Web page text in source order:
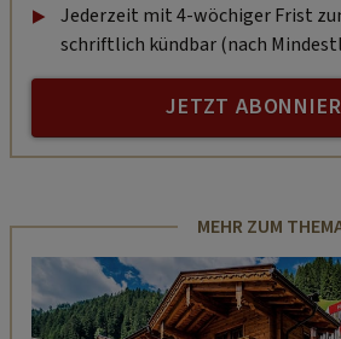
Jederzeit mit 4-wöchiger Frist
schriftlich kündbar (nach
JETZT
MEHR ZUM